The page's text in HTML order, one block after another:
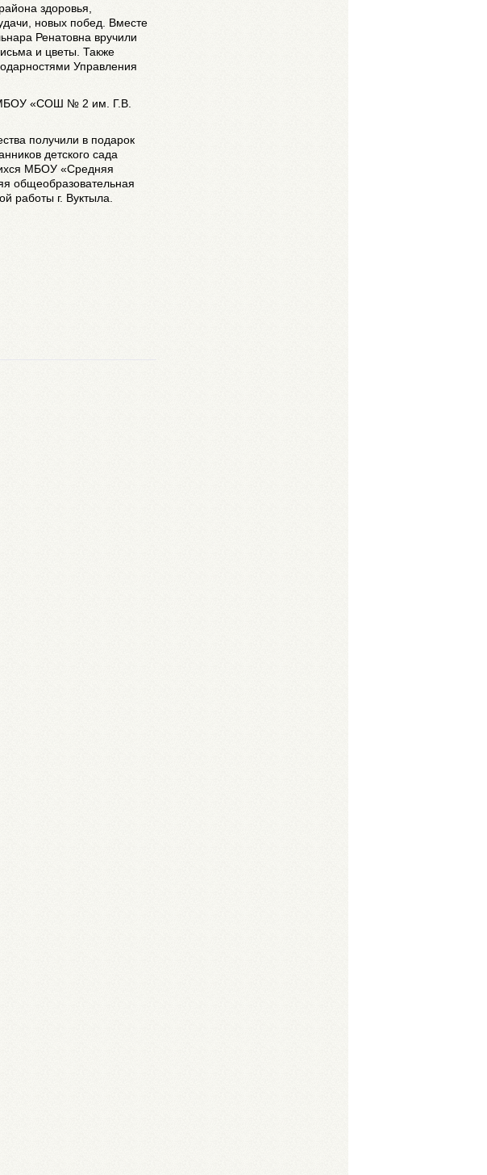
здоровья,
новых побед. Вместе
Ренатовна вручили
и цветы. Также
Управления
МБОУ «СОШ № 2 им. Г.В.
получили в подарок
детского сада
МБОУ «Средняя
общеобразовательная
работы г. Вуктыла.